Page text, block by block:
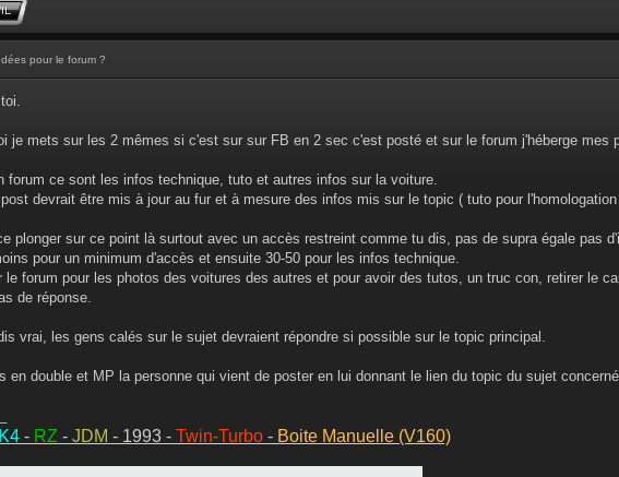
pour le forum ?
je mets sur les 2 mêmes si c'est sur sur FB en 2 sec c'est posté et sur le forum j'héberge mes
forum ce sont les infos technique, tuto et autres infos sur la voiture.
devrait être mis à jour au fur et à mesure des infos mis sur le topic ( tuto pour
plonger sur ce point là surtout avec un accès restreint comme tu dis, pas de supra égale pas
pour un minimum d'accès et ensuite 30-50 pour les infos technique.
forum pour les photos des voitures des autres et pour avoir des tutos, un truc con, retirer le
de réponse.
vrai, les gens calés sur le sujet devraient répondre si possible sur le topic principal.
en double et MP la personne qui vient de poster en lui donnant le lien du topic du sujet
- RZ - JDM - 1993 - Twin-Turbo - Boite Manuelle (V160)